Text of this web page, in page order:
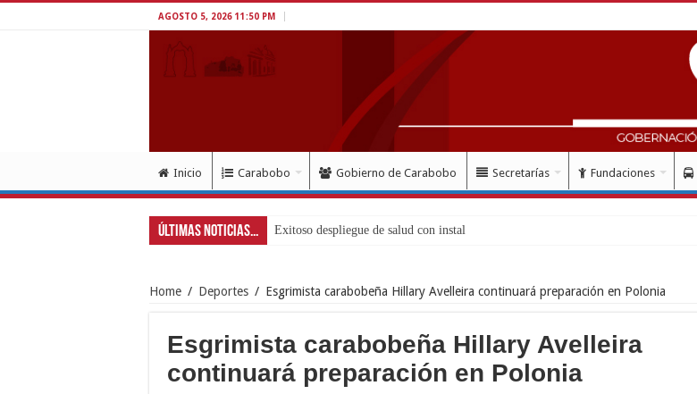
AGOSTO 5, 2026 11:50 PM
Inicio Carabobo Gobierno de Carabobo Secretarías Fundaciones
Últimas Noticias... Exitoso despliegue de salud con instalación gratuita de marcapasos e
Home / Deportes / Esgrimista carabobeña Hillary Avelleira continuará preparación en Polonia
Esgrimista carabobeña Hillary Avelleira
continuará preparación en Polonia